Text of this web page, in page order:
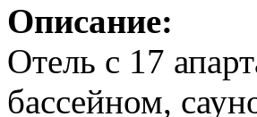
Описание:
Отель с 17
бассейном,